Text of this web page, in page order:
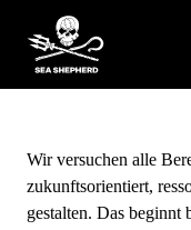
Inhalt
Sea Shepherd Switzerland
Alle Materialien
Ansprüche.
Wir versuchen alle
zukunftsorientiert,
gestalten. Das beginnt